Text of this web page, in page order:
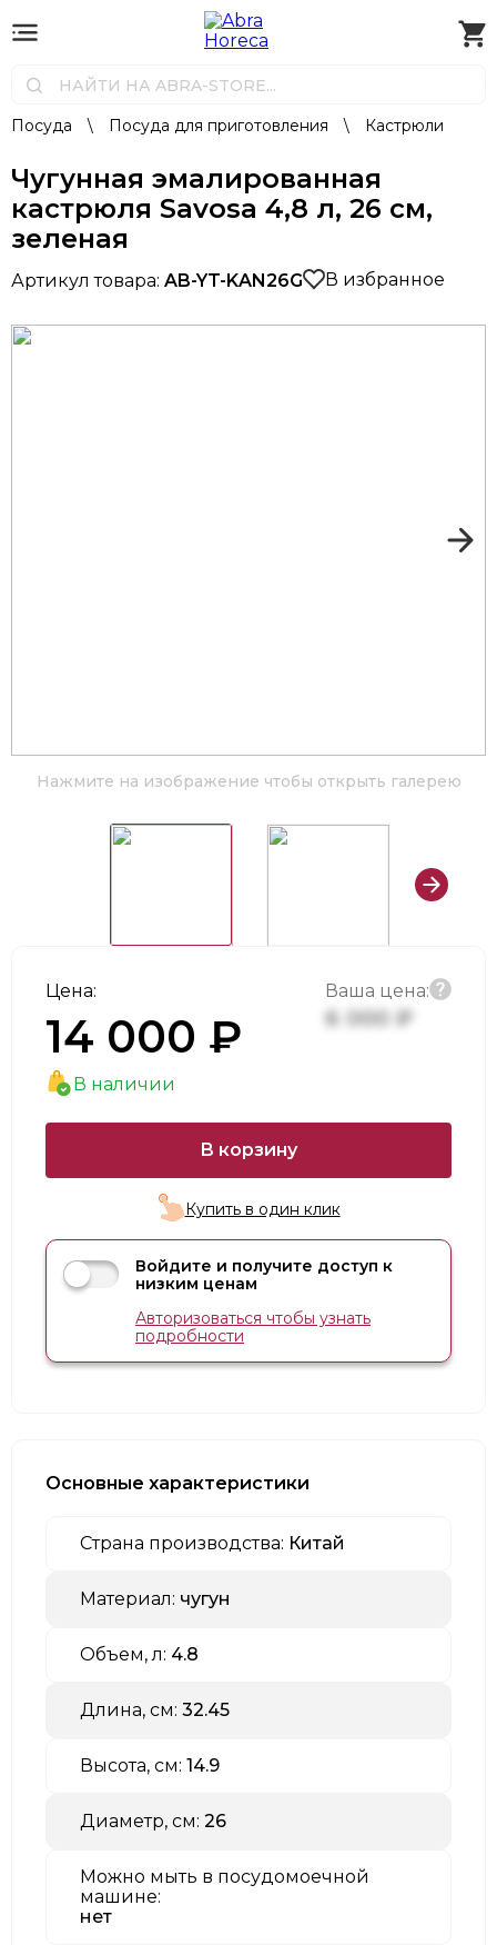
Посуда \ Посуда для приготовления \ Кастрюли
Чугунная эмалированная
кастрюля Savosa 4,8 л, 26 см,
зеленая
Артикул товара: AB-YT-KAN26G В избранное
Нажмите на изображение чтобы открыть галерею
Цена:
14 000 ₽
Ваша цена:
6 000 ₽
В наличии
В корзину
Купить в один клик
Войдите и получите доступ к
низким ценам
Авторизоваться чтобы узнать
подробности
Основные характеристики
Страна производства: Китай
Материал: чугун
Объем, л: 4.8
Длина, см: 32.45
Высота, см: 14.9
Диаметр, см: 26
Можно мыть в посудомоечной
машине:
нет